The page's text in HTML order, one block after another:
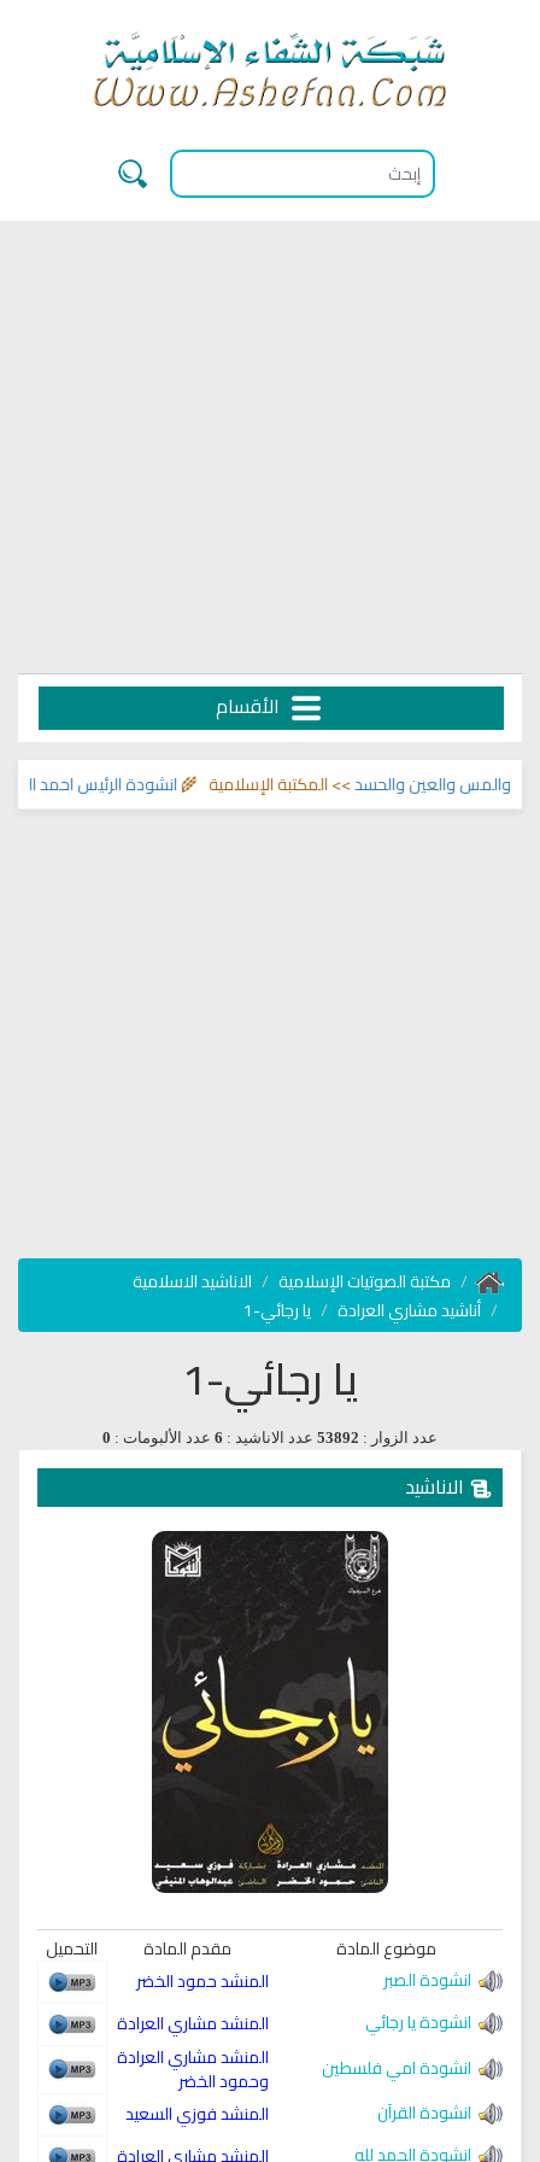
الأقسام
انشودة الرئيس احمد الشرع والعين والحسد>> المكتبة الإسلامية 🌾
مكتبة الصوتيات الإسلامية
الاناشيد الاسلامية
أناشيد مشاري العرادة
يا رجائي-1
يا رجائي-1
عدد الزوار : 53892 عدد الاناشيد : 6 عدد الألبومات : 0
الاناشيد
موضوع المادة مقدم المادة
التحميل
انشودة الصبر
المنشد حمود الخضر
انشودة يا رجائي
المنشد مشاري العرادة
انشودة امي فلسطين
المنشد مشاري العرادة
وحمود الخضر
انشودة القرآن
المنشد فوزي السعيد
انشودة الحمد لله